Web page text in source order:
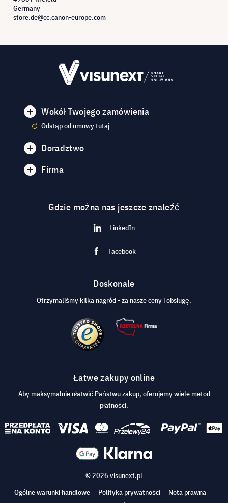
Germany
store.de@cc.canon-europe.com
Wokół Twojego zamówienia
Odstąp od umowy tutaj
Doradztwo
Firma
Gdzie można nas jeszcze znaleźć
LinkedIn
Facebook
Doskonale
Otrzymaliśmy kilka nagród - za nasze ceny i obsługę.
Łatwe zakupy online
Aby maksymalnie ułatwić Państwu zakup, oferujemy wiele metod
płatności.
© 2026 visunext.pl
Ogólne warunki handlowe
Polityka prywatności
Nota prawna